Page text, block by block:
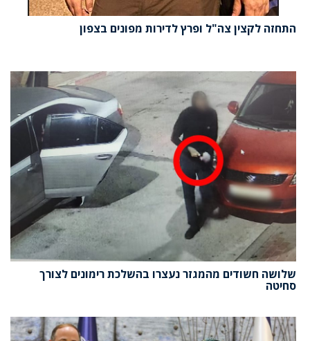
התחזה לקצין צה"ל ופרץ לדירות מפונים בצפון
שלושה חשודים מהמגזר נעצרו בהשלכת רימונים לצורך
סחיטה